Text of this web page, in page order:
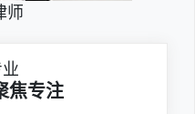
师
焦专注